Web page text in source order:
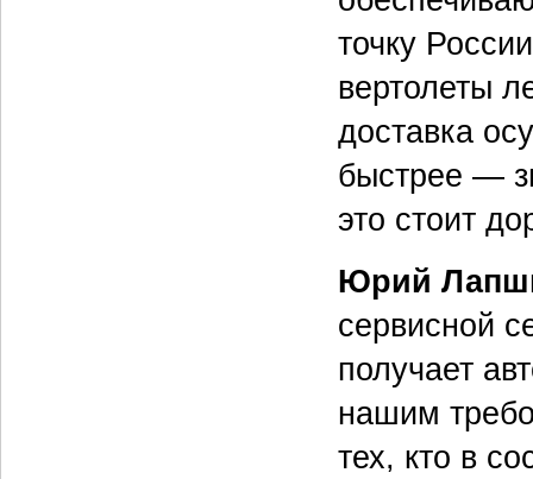
точку
вертолеты
доставка
быстрее —
это стоит
Юрий
сервисной
получает
нашим
тех, кто в